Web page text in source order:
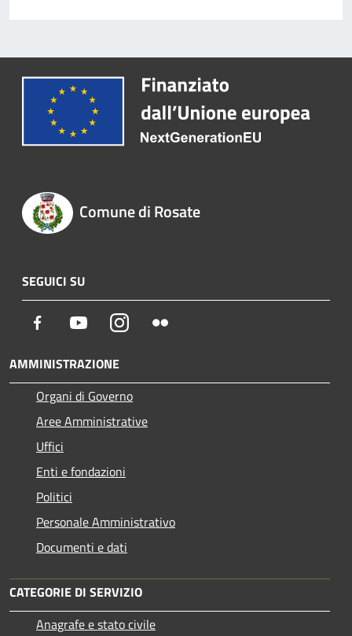
Comune di Rosate
SEGUICI SU
Facebook YoutubeInstagram
AMMINISTRAZIONE
Organi di Governo
Aree Amministrative
Uffici
Enti e fondazioni
Politici
Personale Amministrativo
Documenti e dati
CATEGORIE DI SERVIZIO
Anagrafe e stato civile